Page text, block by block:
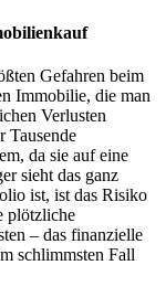
Gefahren beim
Immobilie, die man
Verlusten
Tausende
da sie auf eine
sieht das ganz
ist, ist das Risiko
plötzliche
– das finanzielle
schlimmsten Fall